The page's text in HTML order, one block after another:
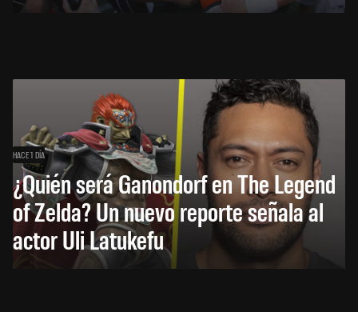
HACE 1 DÍA
¿Quién será Ganondorf en The Legend
of Zelda? Un nuevo reporte señala al
actor Uli Latukefu